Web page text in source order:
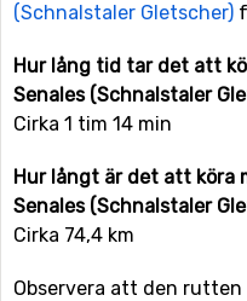
(Schnalstaler Gletscher)
Hur lång tid tar det att
Senales (Schnalstaler
Cirka 1 tim 14 min
Hur långt är det att köra
Senales (Schnalstaler
Cirka 74,4 km
Observera att den